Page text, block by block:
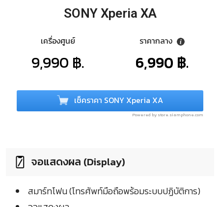
SONY Xperia XA
เครื่องศูนย์
9,990 ฿.
ราคากลาง
6,990 ฿.
เช็คราคา SONY Xperia XA
Powered by store.siamphone.com
จอแสดงผล (Display)
สมาร์ทโฟน (โทรศัพท์มือถือพร้อมระบบปฏิบัติการ)